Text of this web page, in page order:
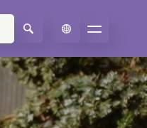
Select Language ▼